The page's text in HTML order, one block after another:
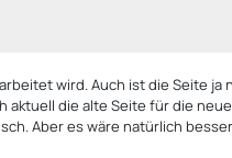
wird. Auch ist die Seite ja
aktuell die alte Seite für die
Aber es wäre natürlich